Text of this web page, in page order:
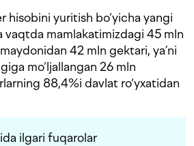
hisobini yuritish bo‘yicha yangi
vaqtda mamlakatimizdagi 45 mln
42 mln gektari, ya’ni
mo‘ljallangan 26 mln
88,4%i davlat ro‘yxatidan
ilgari fuqarolar